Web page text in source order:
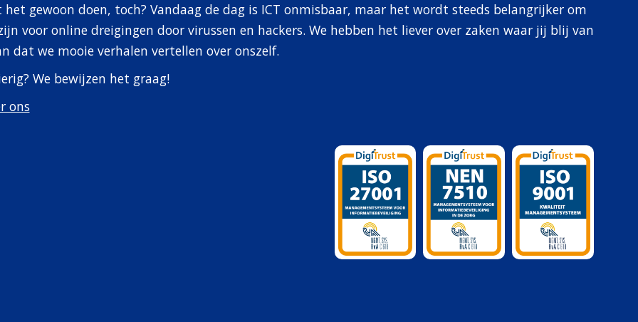
het gewoon doen, toch? Vandaag de dag is ICT onmisbaar, maar het wordt steeds belangrijker om
voor online dreigingen door virussen en hackers. We hebben het liever over zaken waar jij blij van
dat we mooie verhalen vertellen over onszelf.
We bewijzen het graag!
ons